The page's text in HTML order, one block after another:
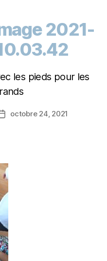
2021-
les pieds pour les
octobre 24, 2021